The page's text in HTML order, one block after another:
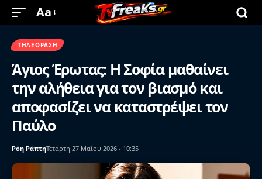
Aa
ΤΗΛΕΌΡΑΣΗ
Άγιος Έρωτας: Η Σοφία μαθαίνει
την αλήθεια για τον βιασμό και
αποφασίζει να καταστρέψει τον
Παύλο
Ρόη ΡάπτηΤετάρτη 27 Μαΐου 2026 - 10:35